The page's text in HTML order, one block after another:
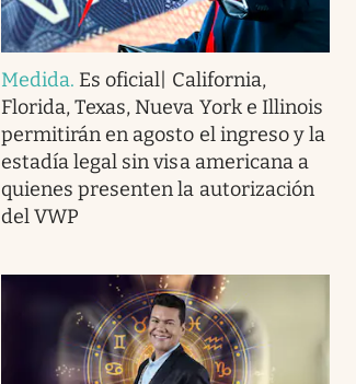
Medida. Es oficial| California,
Florida, Texas, Nueva York e Illinois
permitirán en agosto el ingreso y la
estadía legal sin visa americana a
quienes presenten la autorización
del VWP